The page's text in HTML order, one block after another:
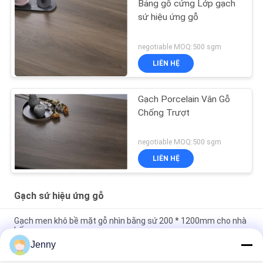
Bảng gỗ cứng Lớp gạch
sứ hiệu ứng gỗ
negotiable MOQ:500 sgm
LIÊN HỆ
Gạch Porcelain Vân Gỗ
Chống Trượt
negotiable MOQ:500 sgm
LIÊN HỆ
Gạch sứ hiệu ứng gỗ
Gạch men khô bề mặt gỗ nhìn bằng sứ 200 * 1200mm cho nhà
bếp
Hiệu ứng hoàn thiện bằng gỗ Gạch lát sàn bằng sứ 11mm Sứ
Jenny